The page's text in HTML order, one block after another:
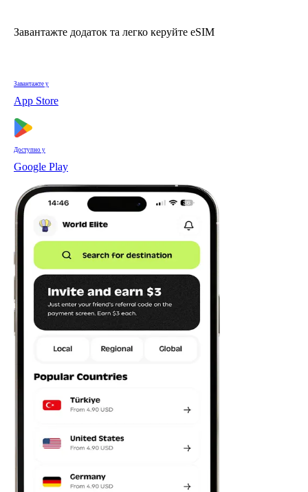
Завантажте додаток та легко керуйте eSIM
Завантажте у
App Store
Доступно у
Google Play